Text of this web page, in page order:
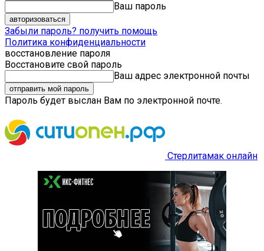
Ваш пароль
Забыли пароль? получить помощь
Политика конфиденциальности
восстановление пароля
Восстановите свой пароль
Ваш адрес электронной почты
Пароль будет выслан Вам по электронной почте.
Стерлитамак онлайн